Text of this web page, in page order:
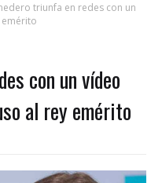
triunfa en redes con un
con un vídeo
al rey emérito